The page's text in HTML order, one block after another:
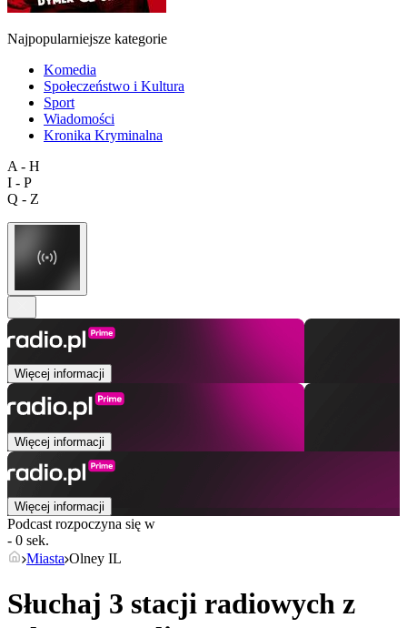
Najpopularniejsze kategorie
Komedia
Społeczeństwo i Kultura
Sport
Wiadomości
Kronika Kryminalna
A - H
I - P
Q - Z
Więcej informacji
Więcej informacji
Więcej informacji
Podcast rozpoczyna się w
- 0 sek.
Miasta Olney IL
Słuchaj 3 stacji radiowych z